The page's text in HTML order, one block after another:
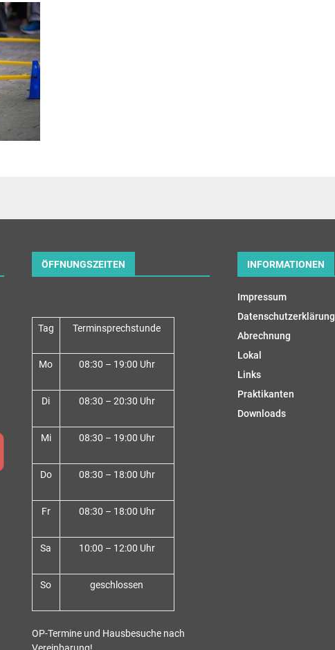
ÖFFNUNGSZEITEN
Tag Terminsprechstunde
Mo 08:30 – 19:00 Uhr
Di 08:30 – 20:30 Uhr
Mi 08:30 – 19:00 Uhr
Do 08:30 – 18:00 Uhr
Fr 08:30 – 18:00 Uhr
Sa 10:00 – 12:00 Uhr
So geschlossen
OP-Termine und Hausbesuche nach
Vereinbarung!
INFORMATIONEN
Impressum
Datenschutzerklärung
Abrechnung
Lokal
Links
Praktikanten
Downloads